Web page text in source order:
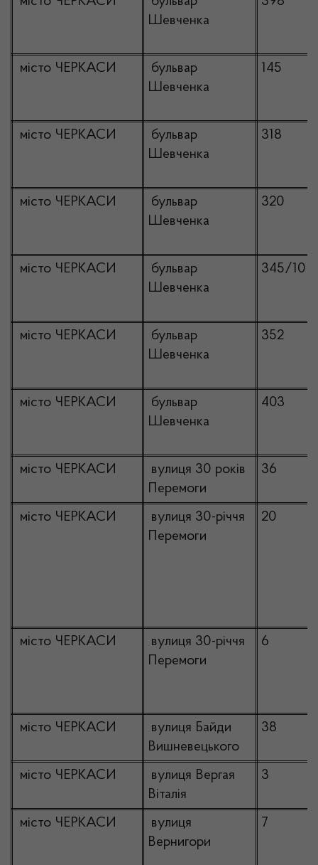
Шевченка
місто ЧЕРКАСИ
бульвар
Шевченка
145
місто ЧЕРКАСИ
бульвар
Шевченка
318
місто ЧЕРКАСИ
бульвар
Шевченка
320
місто ЧЕРКАСИ
бульвар
Шевченка
345/10
місто ЧЕРКАСИ
бульвар
Шевченка
352
місто ЧЕРКАСИ
бульвар
Шевченка
403
місто ЧЕРКАСИ
вулиця 30 років
Перемоги
36
місто ЧЕРКАСИ
вулиця 30-річчя
Перемоги
20
місто ЧЕРКАСИ
вулиця 30-річчя
Перемоги
6
місто ЧЕРКАСИ
вулиця Байди
Вишневецького
38
місто ЧЕРКАСИ
вулиця Вергая
Віталія
3
місто ЧЕРКАСИ
вулиця
Вернигори
7